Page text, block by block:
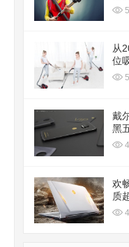
从
位
戴
黑
欢
质